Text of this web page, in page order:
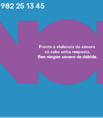
982 25 13 45